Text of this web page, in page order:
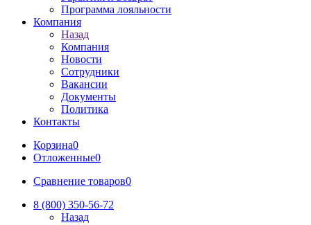
Программа лояльности
Компания
Назад
Компания
Новости
Сотрудники
Вакансии
Документы
Политика
Контакты
Корзина0
Отложенные0
Сравнение товаров0
8 (800) 350-56-72
Назад